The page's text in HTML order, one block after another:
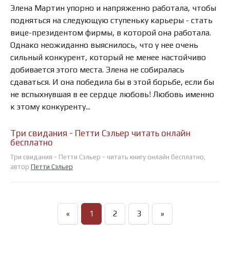
Элена Мартин упорно и напряженно работала, чтобы
подняться на следующую ступеньку карьеры - стать
вице-президентом фирмы, в которой она работала.
Однако неожиданно выяснилось, что у нее очень
сильный конкурент, который не менее настойчиво
добивается этого места. Элена не собиралась
сдаваться. И она победила бы в этой борьбе, если бы
не вспыхнувшая в ее сердце любовь! Любовь именно
к этому конкуренту...
Три свидания - Петти Сэльер читать онлайн
бесплатно
Три свидания - Петти Сэльер - читать книгу онлайн бесплатно,
автор Петти Сэльер
« 1 2 3 »